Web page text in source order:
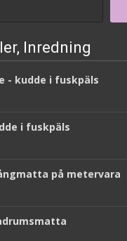
Inredning
- kudde i fuskpäls
i fuskpäls
på metervara